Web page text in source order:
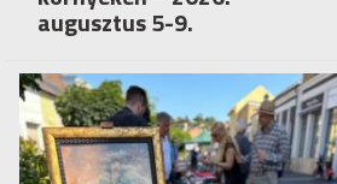
augusztus 5-9.